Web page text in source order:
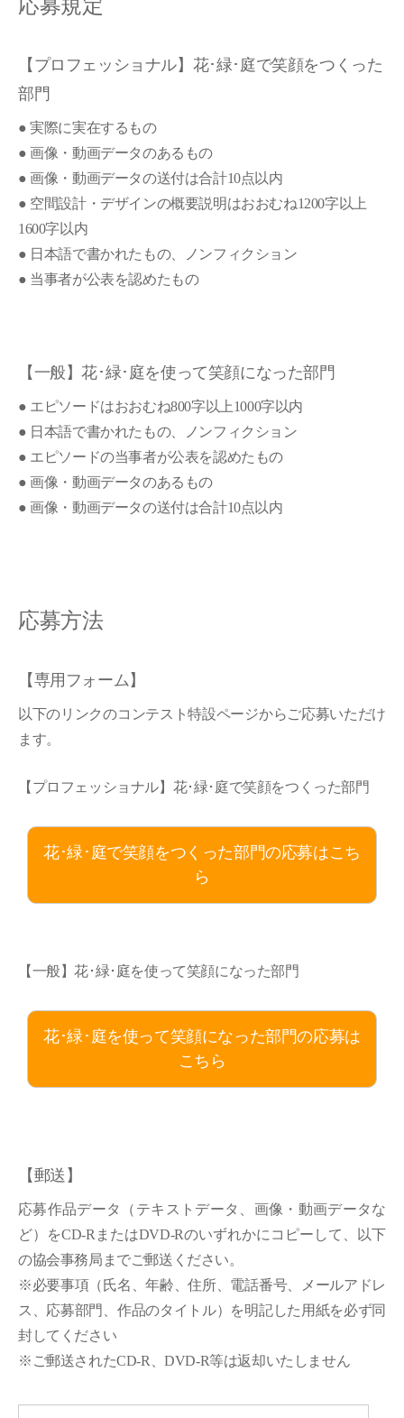
【プロフェッショナル】花･緑･庭で笑顔をつくった
部門
● 実際に実在するもの
● 画像・動画データのあるもの
● 画像・動画データの送付は合計10点以内
● 空間設計・デザインの概要説明はおおむね1200字以上
1600字以内
● 日本語で書かれたもの、ノンフィクション
● 当事者が公表を認めたもの
【一般】花･緑･庭を使って笑顔になった部門
● エピソードはおおむね800字以上1000字以内
● 日本語で書かれたもの、ノンフィクション
● エピソードの当事者が公表を認めたもの
● 画像・動画データのあるもの
● 画像・動画データの送付は合計10点以内
応募方法
【専用フォーム】
以下のリンクのコンテスト特設ページからご応募いただけ
ます。
【プロフェッショナル】花･緑･庭で笑顔をつくった部門
花･緑･庭で笑顔をつくった部門の応募はこち
ら
【一般】花･緑･庭を使って笑顔になった部門
花･緑･庭を使って笑顔になった部門の応募は
こちら
【郵送】
応募作品データ（テキストデータ、画像・動画データな
ど）をCD-RまたはDVD-Rのいずれかにコピーして、以下
の協会事務局までご郵送ください。
※必要事項（氏名、年齢、住所、電話番号、メールアドレ
ス、応募部門、作品のタイトル）を明記した用紙を必ず同
封してください
※ご郵送されたCD-R、DVD-R等は返却いたしません